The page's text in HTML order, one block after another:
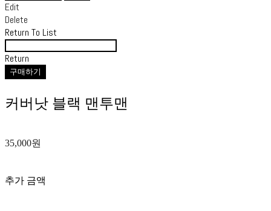
Edit
Delete
Return To List
Return
구매하기
커버낫 블랙 맨투맨
35,000원
추가 금액